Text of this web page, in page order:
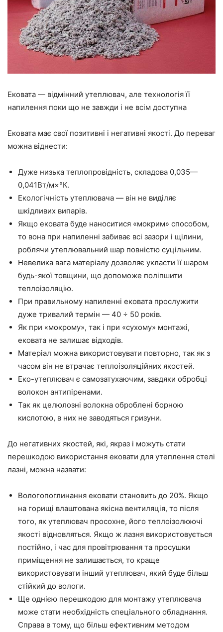
Ековата — відмінний утеплювач, але технологія її
напилення поки що не завжди і не всім доступна
Ековата має свої позитивні і негативні якості. До переваг
можна віднести:
Дуже низька теплопровідність, складова 0,035—
0,041Вт/м×°К.
Екологічність утеплювача — він не виділяє
шкідливих випарів.
Якщо ековата буде наноситися «мокрим» способом,
то вона при напиленні забиває всі зазори і щілини,
роблячи утеплювальний шар повністю суцільним.
Невелика вага матеріалу дозволяє укластиїї шаром
будь-якої товщини, що допоможе поліпшити
теплоізоляцію.
При правильному напиленні ековата прослужити
дуже тривалий термін — 40 ÷ 50 років.
Як при «мокрому», так і при «сухому» монтажі,
ековата не залишає відходів.
Матеріал можна використовувати повторно, так як з
часом він не втрачає теплоізоляційних якостей.
Еко-утеплювач є самозатухаючим, завдяки обробці
волокон антипіренами.
Так як целюлозні волокна оброблені борною
кислотою, в них не заводяться гризуни.
До негативних якостей, які, якраз і можуть стати
перешкодою використання ековати для утеплення стелі
лазні, можна назвати:
Вологопоглинання ековати становить до 20%. Якщо
на горищі влаштована якісна вентиляція, то після
того, як утеплювач просохне, його теплоізолюючі
якості відновляться. Якщо ж лазня використовується
постійно, і час для провітрювання та просушки
приміщення не залишається, то краще
використовувати інший утеплювач, який буде більш
стійкий до вологи.
Ще однією перешкодою для монтажу утеплювача
може стати необхідність спеціального обладнання.
Справа в тому, що більш ефективним методом